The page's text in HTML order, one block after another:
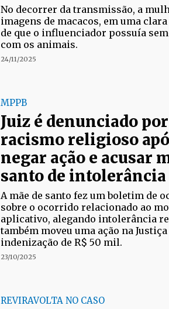
No decorrer da transmissão, a
imagens de macacos, em uma
de que o influenciador possuía
com os animais.
24/11/2025
MPPB
Juiz é denunciado por
racismo religioso
negar ação e acusar
santo de intolerância
A mãe de santo fez um boletim de
sobre o ocorrido relacionado ao
aplicativo, alegando intolerância
também moveu uma ação na
indenização de R$ 50 mil.
23/10/2025
REVIRAVOLTA NO CASO